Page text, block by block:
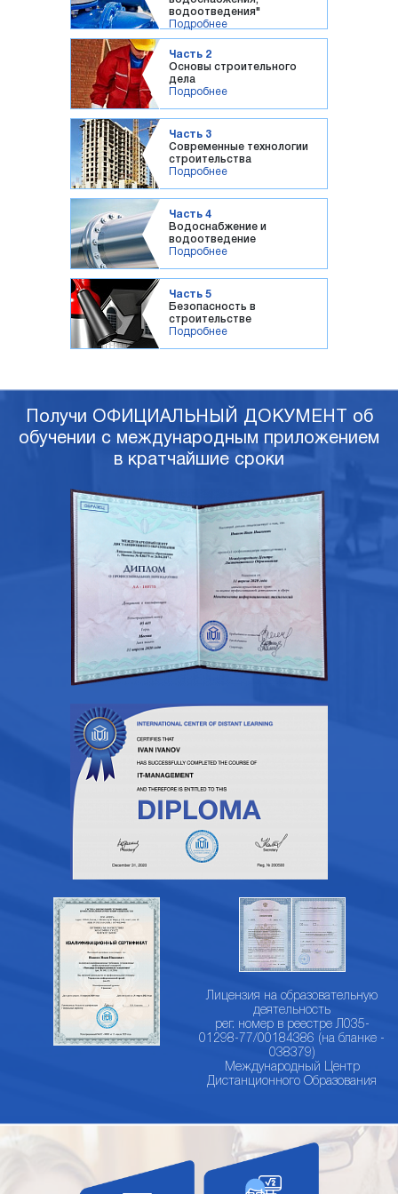
водоотведения"
Подробнее
Часть 2
Основы строительного
дела
Подробнее
Часть 3
Современные технологии
строительства
Подробнее
Часть 4
Водоснабжение и
водоотведение
Подробнее
Часть 5
Безопасность в
строительстве
Подробнее
Получи ОФИЦИАЛЬНЫЙ ДОКУМЕНТ об
обучении с международным приложением
в кратчайшие сроки
Лицензия на образовательную
деятельность
рег. номер в реестре Л035-
01298-77/00184386 (на бланке -
038379)
Международный Центр
Дистанционного Образования